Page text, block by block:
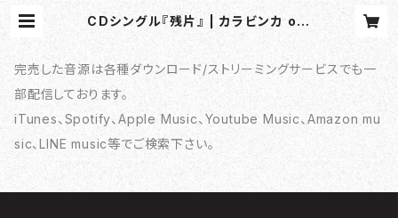
CDシングル『残片』 | カラビンカ onl
完売した音源は各種ダウンロード/ストリーミングサービスでも一
部配信しております。
iTunes、Spotify、Apple Music、Youtube Music、Amazon mu
sic、LINE music等でご検索下さい。